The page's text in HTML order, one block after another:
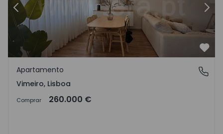
Anterior
Vimeiro, Lisboa
Apartamento
Vimeiro, Lisboa
Comprar 260.000 €